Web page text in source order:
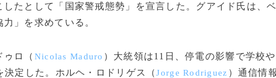
たとして「国家警戒態勢」を宣言した。グアイド氏は、
」を求めている。
ロ（ Nicolas Maduro ）大統領は11日、停電の影響で学校
決定した。ホルヘ・ロドリゲス（Jorge Rodriguez ）通信情